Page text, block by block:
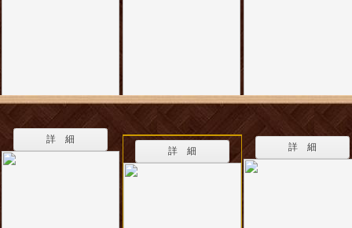
詳 細
詳 細
詳 細